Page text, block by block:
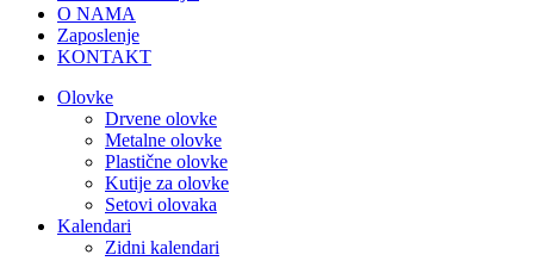
O NAMA
Zaposlenje
KONTAKT
Olovke
Drvene olovke
Metalne olovke
Plastične olovke
Kutije za olovke
Setovi olovaka
Kalendari
Zidni kalendari